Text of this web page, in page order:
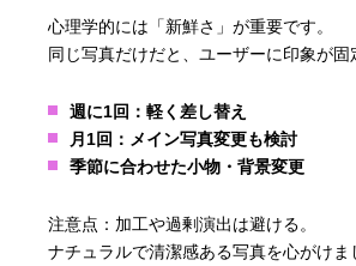
心理学的には「新鮮さ」が重要です。
同じ写真だけだと、ユーザーに印象が固
週に1回：軽く差し替え
月1回：メイン写真変更も検討
季節に合わせた小物・背景変更
注意点：加工や過剰演出は避ける。
ナチュラルで清潔感ある写真を心がけま